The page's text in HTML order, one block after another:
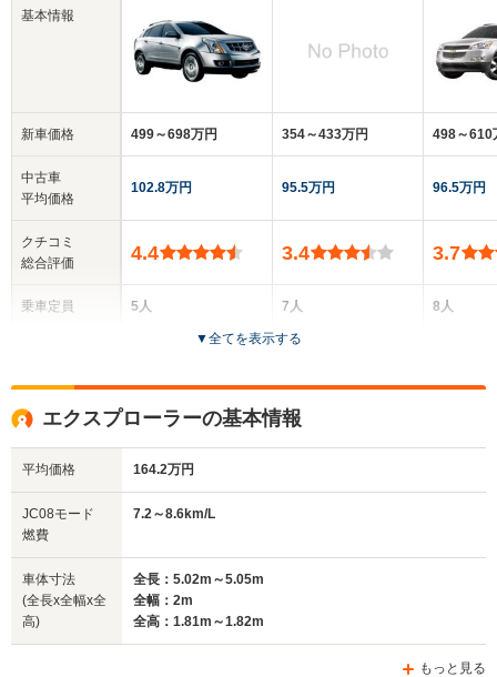
基本情報
新車価格
中古車
平均価格
クチコミ
総合評価
乗車定員
サイズ
(全長x全幅x全高)
499～698万円
102.8万円
4.4
5人
1.69m
全幅
1.91m
354～433万円
95.5万円
3.4
7人
5ドア
498～610
96.5万円
3.7
8人
▼全てを表示する
エクスプローラーの基本情報
平均価格 164.2万円
JC08モード
燃費
7.2～8.6km/L
車体寸法
(全長x全幅x全
高)
全長：5.02m～5.05m
全幅：2m
全高：1.81m～1.82m
もっと見る